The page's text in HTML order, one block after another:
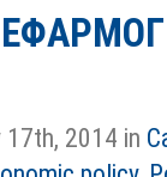
17th, 2014 in